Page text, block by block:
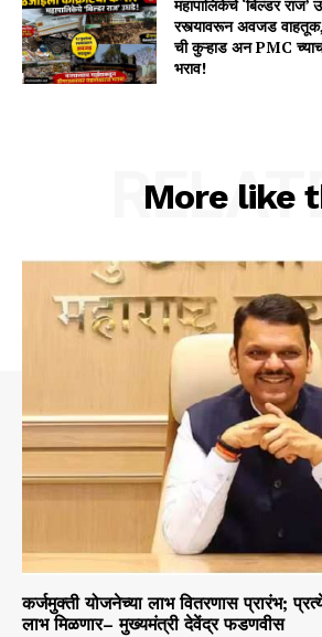
महापालिकेचे ‘बिल्डर
रस्त्यावरून अवजड
ची कुऱ्हाड अन PMC
भराव!
More like
कर्जमुक्ती योजनेच्या लाभ वितरणास प्रारंभ;
लाभ मिळणार– मुख्यमंत्री देवेंद्र फडणवीस